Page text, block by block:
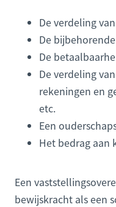
De verdeling
De
De
De verdeling
rekeningen en
etc.
Een
Het bedrag
Een
bewijskracht als een